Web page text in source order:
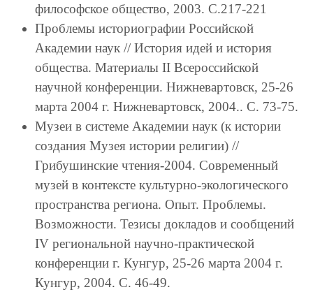
философское общество, 2003. С.217-221
Проблемы историографии Российской
Академии наук // История идей и история
общества. Материалы II Всероссийской
научной конференции. Нижневартовск, 25-26
марта 2004 г. Нижневартовск, 2004.. С. 73-75.
Музеи в системе Академии наук (к истории
создания Музея истории религии) //
Грибушинские чтения-2004. Современный
музей в контексте культурно-экологического
пространства региона. Опыт. Проблемы.
Возможности. Тезисы докладов и сообщений
IV региональной научно-практической
конференции г. Кунгур, 25-26 марта 2004 г.
Кунгур, 2004. С. 46-49.